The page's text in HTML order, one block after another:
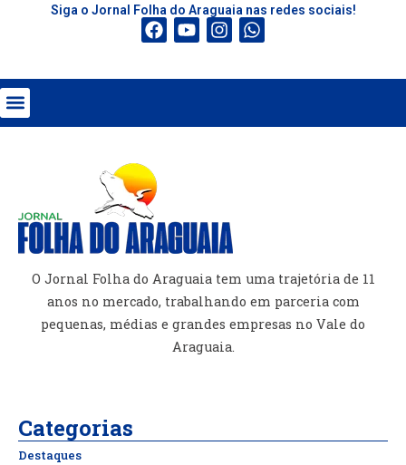
Siga o Jornal Folha do Araguaia nas redes sociais!
O Jornal Folha do Araguaia tem uma trajetória de 11
anos no mercado, trabalhando em parceria com
pequenas, médias e grandes empresas no Vale do
Araguaia.
Categorias
Destaques